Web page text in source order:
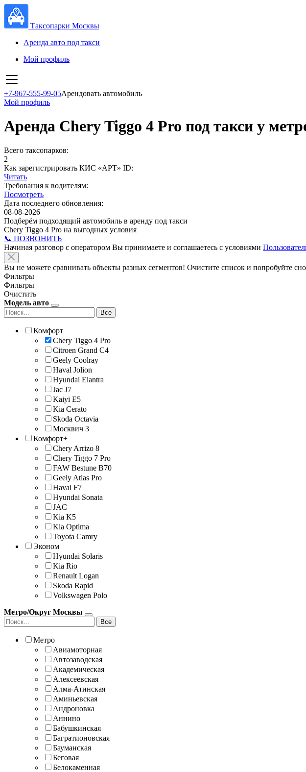
Таксопарки Москвы
Аренда авто под такси
Мой профиль
+7-967-555-99-05Арендовать автомобиль
Мой профиль
Аренда Chery Tiggo 4 Pro под такси у
Всего таксопарков:
2
Как зарегистрировать КИС «АРТ» ID:
Читать
Требования к водителям:
Посмотреть
Дата последнего обновления:
08-08-2026
Подберём подходящий автомобиль в аренду под такси
Chery Tiggo 4 Pro на выгодных условия
📞 ПОЗВОНИТЬ
Начиная разговор с оператором Вы принимаете и соглашаетесь с условиями
Вы не можете сравнивать объекты разных сегментов! Очистите список и попробуйте
Фильтры
Фильтры
Очистить
Модель авто
Все
Комфорт
Chery Tiggo 4 Pro
Citroen Grand C4
Geely Coolray
Haval Jolion
Hyundai Elantra
Jac J7
Kaiyi E5
Kia Cerato
Skoda Octavia
Москвич 3
Комфорт+
Chery Arrizo 8
Chery Tiggo 7 Pro
FAW Bestune B70
Geely Atlas Pro
Haval F7
Hyundai Sonata
JAС
Kia K5
Kia Optima
Toyota Camry
Эконом
Hyundai Solaris
Kia Rio
Renault Logan
Skoda Rapid
Volkswagen Polo
Метро/Округ Москвы
Все
Метро
Авиамоторная
Автозаводская
Академическая
Алексеевская
Алма-Атинская
Аминьевская
Андроновка
Аннино
Бабушкинская
Багратионовская
Бауманская
Беговая
Белокаменная